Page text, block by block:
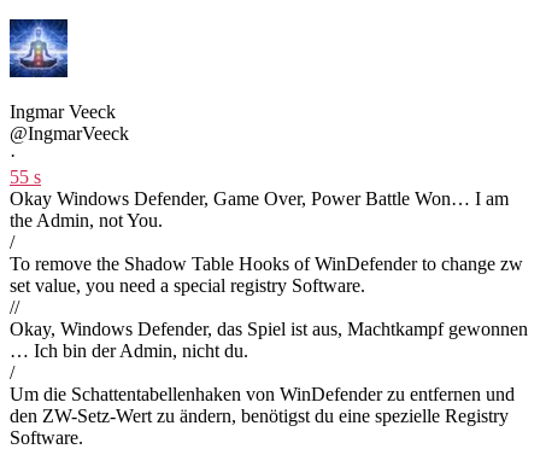
Ingmar Veeck
@IngmarVeeck
·
55 s
Okay Windows Defender, Game Over, Power Battle Won… I am
the Admin, not You.
/
To remove the Shadow Table Hooks of WinDefender to change zw
set value, you need a special registry Software.
//
Okay, Windows Defender, das Spiel ist aus, Machtkampf gewonnen
… Ich bin der Admin, nicht du.
/
Um die Schattentabellenhaken von WinDefender zu entfernen und
den ZW-Setz-Wert zu ändern, benötigst du eine spezielle Registry
Software.